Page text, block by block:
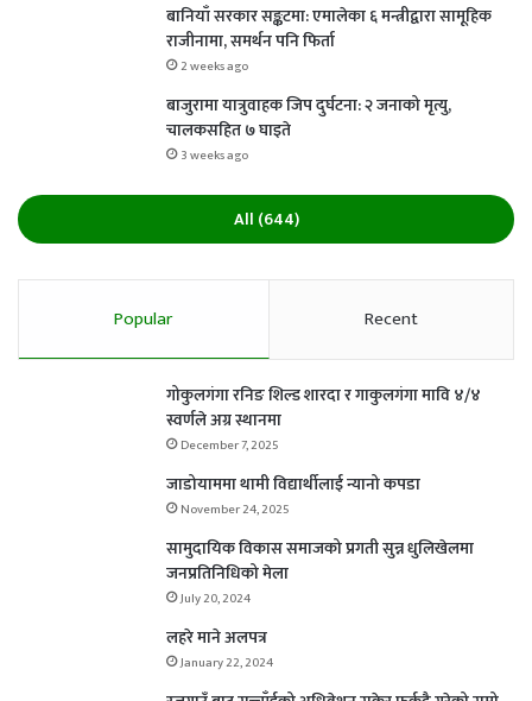
बानियाँ सरकार सङ्कटमा: एमालेका ६ मन्त्रीद्वारा सामूहिक
राजीनामा, समर्थन पनि फिर्ता
2 weeks ago
बाजुरामा यात्रुवाहक जिप दुर्घटना: २ जनाको मृत्यु,
चालकसहित ७ घाइते
3 weeks ago
All (644)
Popular Recent
गोकुलगंगा रनिङ शिल्ड शारदा र गाकुलगंगा मावि ४/४
स्वर्णले अग्र स्थानमा
December 7, 2025
जाडोयाममा थामी विद्यार्थीलाई न्यानो कपडा
November 24, 2025
सामुदायिक विकास समाजको प्रगती सुन्न धुलिखेलमा
जनप्रतिनिधिको मेला
July 20, 2024
लहरे माने अलपत्र
January 22, 2024